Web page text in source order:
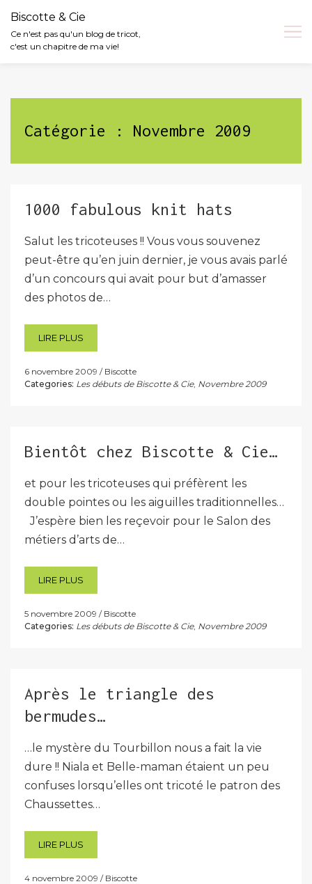
Biscotte & Cie
Ce n'est pas qu'un blog de tricot,
c'est un chapitre de ma vie!
Catégorie : Novembre 2009
1000 fabulous knit hats
Salut les tricoteuses !! Vous vous souvenez
peut-être qu’en juin dernier, je vous avais parlé
d’un concours qui avait pour but d’amasser
des photos de…
LIRE PLUS
6 novembre 2009
Biscotte
Categories: Les débuts de Biscotte & Cie, Novembre 2009
Bientôt chez Biscotte & Cie…
et pour les tricoteuses qui préfèrent les
double pointes ou les aiguilles traditionnelles…
J’espère bien les reçevoir pour le Salon des
métiers d’arts de…
LIRE PLUS
5 novembre 2009
Biscotte
Categories: Les débuts de Biscotte & Cie, Novembre 2009
Après le triangle des
bermudes…
…le mystère du Tourbillon nous a fait la vie
dure !! Niala et Belle-maman étaient un peu
confuses lorsqu’elles ont tricoté le patron des
Chaussettes…
LIRE PLUS
4 novembre 2009
Biscotte